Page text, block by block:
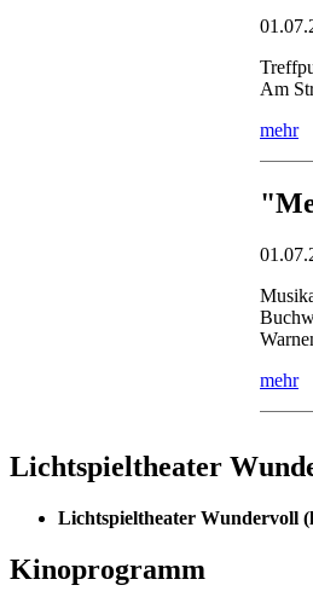
Am
mehr
mehr
Lichtspieltheater
Lichtspieltheater Wundervoll
Kinoprogramm